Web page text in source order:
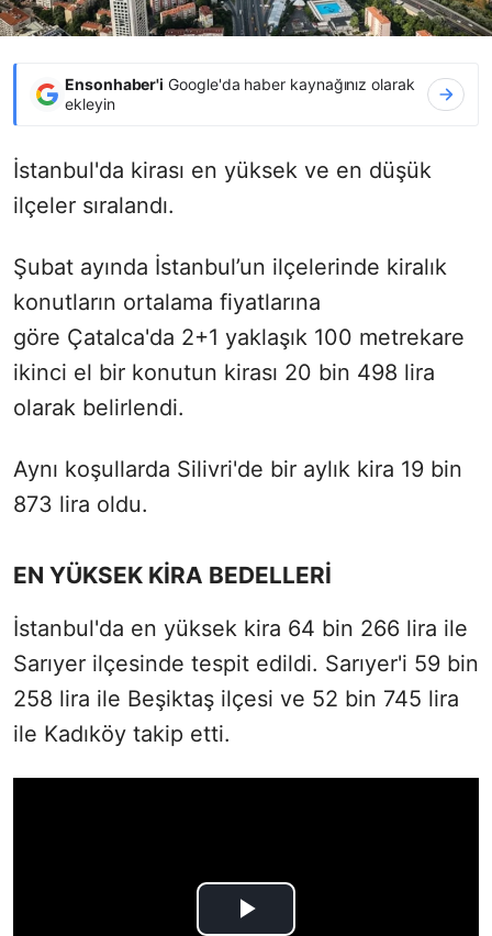
Ensonhaber'i Google'da haber kaynağınız olarak
ekleyin
İstanbul'da kirası en yüksek ve en düşük
ilçeler sıralandı.
Şubat ayında İstanbul’un ilçelerinde kiralık
konutların ortalama fiyatlarına
göre Çatalca'da 2+1 yaklaşık 100 metrekare
ikinci el bir konutun kirası 20 bin 498 lira
olarak belirlendi.
Aynı koşullarda Silivri'de bir aylık kira 19 bin
873 lira oldu.
EN YÜKSEK KİRA BEDELLERİ
İstanbul'da en yüksek kira 64 bin 266 lira ile
Sarıyer ilçesinde tespit edildi. Sarıyer'i 59 bin
258 lira ile Beşiktaş ilçesi ve 52 bin 745 lira
ile Kadıköy takip etti.